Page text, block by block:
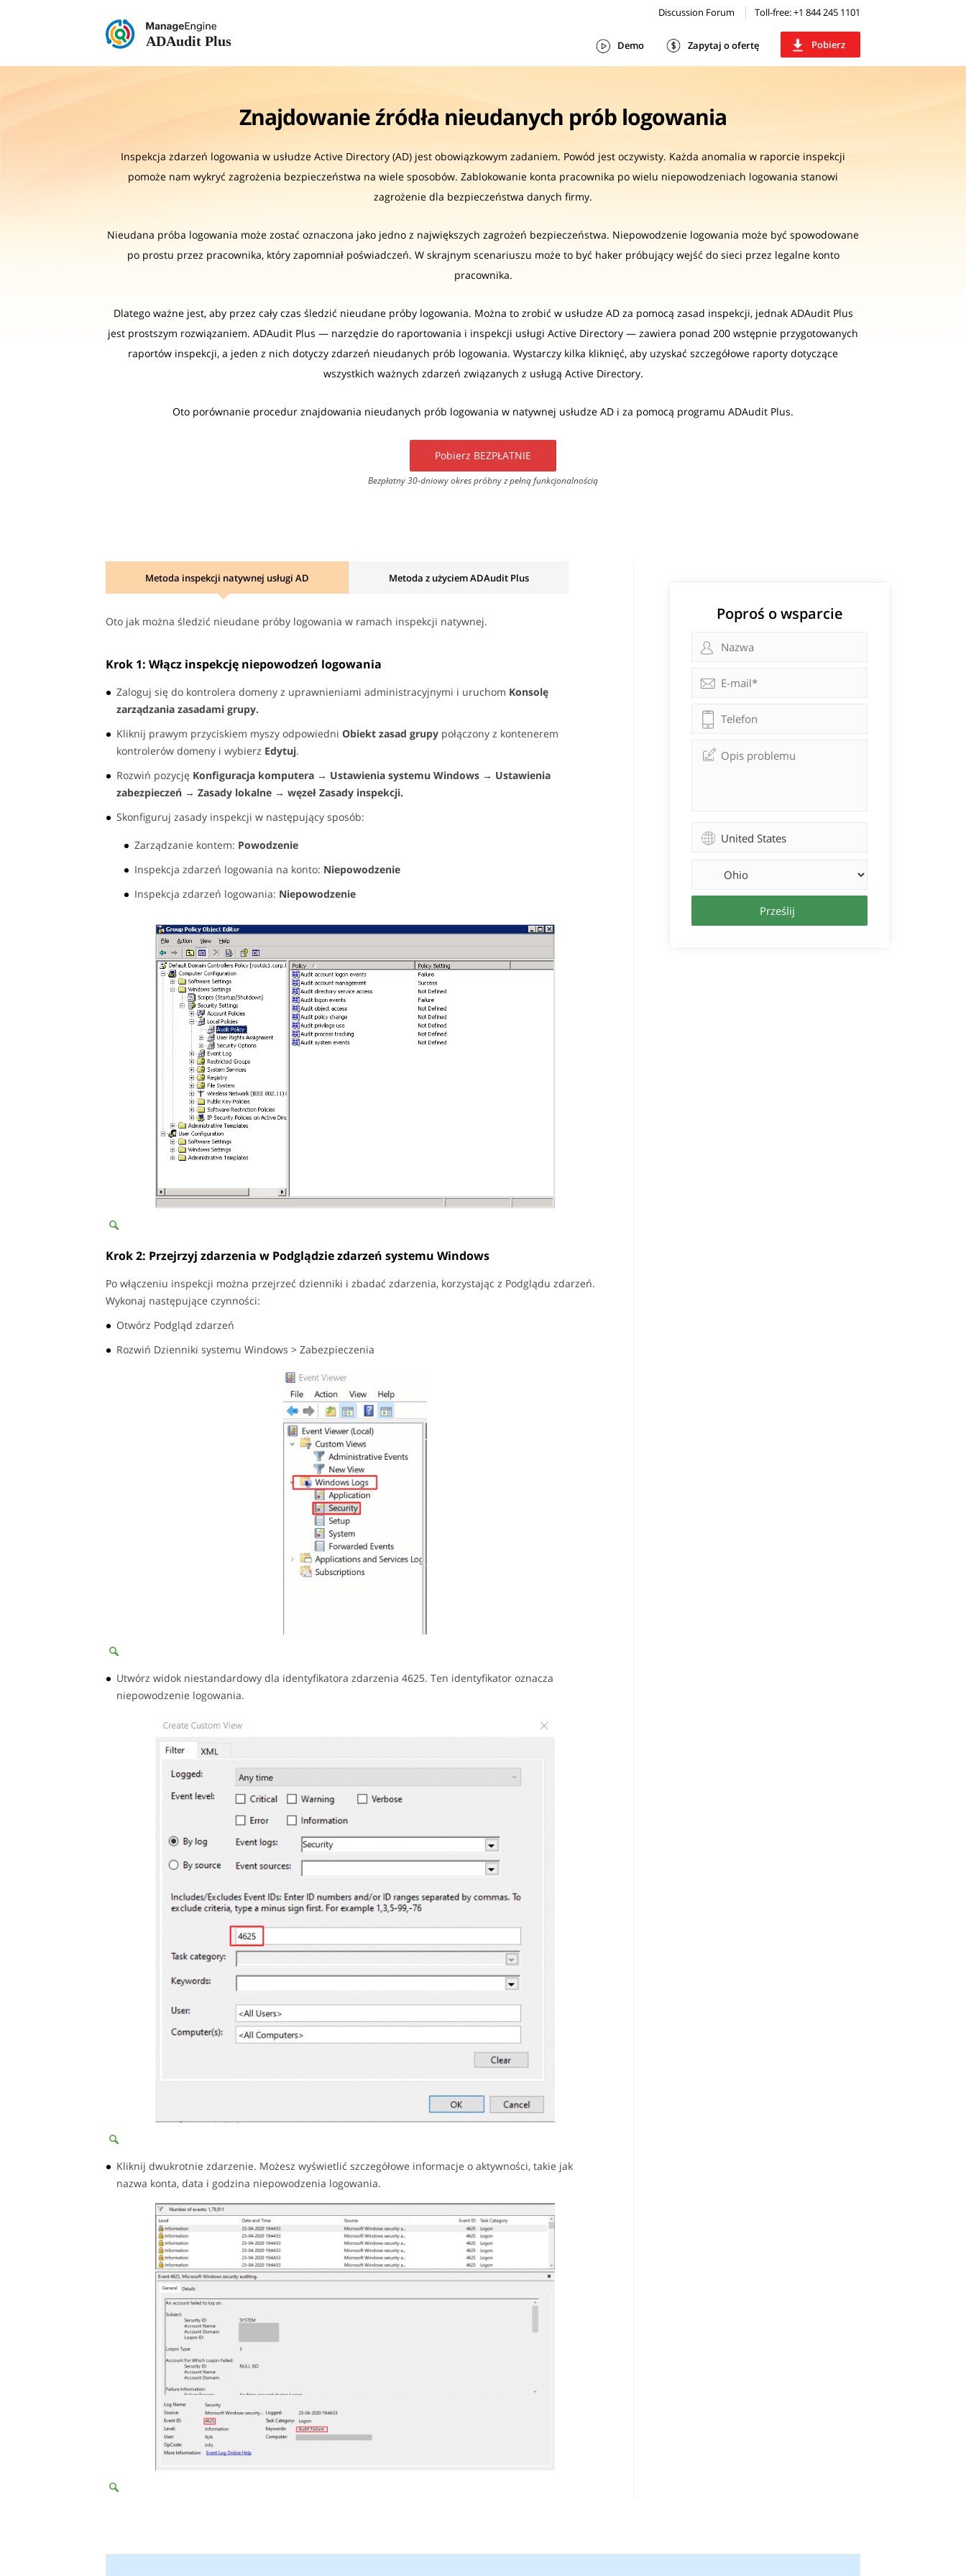
Discussion Forum Toll-free: +1 844 245 1101
Demo Zapytaj o ofertę Pobierz
Znajdowanie źródła nieudanych prób logowania
Inspekcja zdarzeń logowania w usłudze Active Directory (AD) jest obowiązkowym zadaniem. Powód jest oczywisty. Każda anomalia w raporcie inspekcji
pomoże nam wykryć zagrożenia bezpieczeństwa na wiele sposobów. Zablokowanie konta pracownika po wielu niepowodzeniach logowania stanowi
zagrożenie dla bezpieczeństwa danych firmy.
Nieudana próba logowania może zostać oznaczona jako jedno z największych zagrożeń bezpieczeństwa. Niepowodzenie logowania może być spowodowane
po prostu przez pracownika, który zapomniał poświadczeń. W skrajnym scenariuszu może to być haker próbujący wejść do sieci przez legalne konto
pracownika.
Dlatego ważne jest, aby przez cały czas śledzić nieudane próby logowania. Można to zrobić w usłudze AD za pomocą zasad inspekcji, jednak ADAudit Plus
jest prostszym rozwiązaniem. ADAudit Plus — narzędzie do raportowania i inspekcji usługi Active Directory — zawiera ponad 200 wstępnie przygotowanych
raportów inspekcji, a jeden z nich dotyczy zdarzeń nieudanych prób logowania. Wystarczy kilka kliknięć, aby uzyskać szczegółowe raporty dotyczące
wszystkich ważnych zdarzeń związanych z usługą Active Directory.
Oto porównanie procedur znajdowania nieudanych prób logowania w natywnej usłudze AD i za pomocą programu ADAudit Plus.
Pobierz BEZPŁATNIE
Bezpłatny 30-dniowy okres próbny z pełną funkcjonalnością
Metoda inspekcji natywnej usługi AD Metoda z użyciem ADAudit Plus
Oto jak można śledzić nieudane próby logowania w ramach inspekcji natywnej.
Krok 1: Włącz inspekcję niepowodzeń logowania
Zaloguj się do kontrolera domeny z uprawnieniami administracyjnymi i uruchom Konsolę
zarządzania zasadami grupy.
Kliknij prawym przyciskiem myszy odpowiedni Obiekt zasad grupy połączony z kontenerem
kontrolerów domeny i wybierz Edytuj.
Rozwiń pozycję Konfiguracja komputera → Ustawienia systemu Windows → Ustawienia
zabezpieczeń → Zasady lokalne → węzeł Zasady inspekcji.
Skonfiguruj zasady inspekcji w następujący sposób:
Zarządzanie kontem: Powodzenie
Inspekcja zdarzeń logowania na konto: Niepowodzenie
Inspekcja zdarzeń logowania: Niepowodzenie
Krok 2: Przejrzyj zdarzenia w Podglądzie zdarzeń systemu Windows
Po włączeniu inspekcji można przejrzeć dzienniki i zbadać zdarzenia, korzystając z Podglądu zdarzeń.
Wykonaj następujące czynności:
Otwórz Podgląd zdarzeń
Rozwiń Dzienniki systemu Windows > Zabezpieczenia
Utwórz widok niestandardowy dla identyfikatora zdarzenia 4625. Ten identyfikator oznacza
niepowodzenie logowania.
Kliknij dwukrotnie zdarzenie. Możesz wyświetlić szczegółowe informacje o aktywności, takie jak
nazwa konta, data i godzina niepowodzenia logowania.
Poproś o wsparcie